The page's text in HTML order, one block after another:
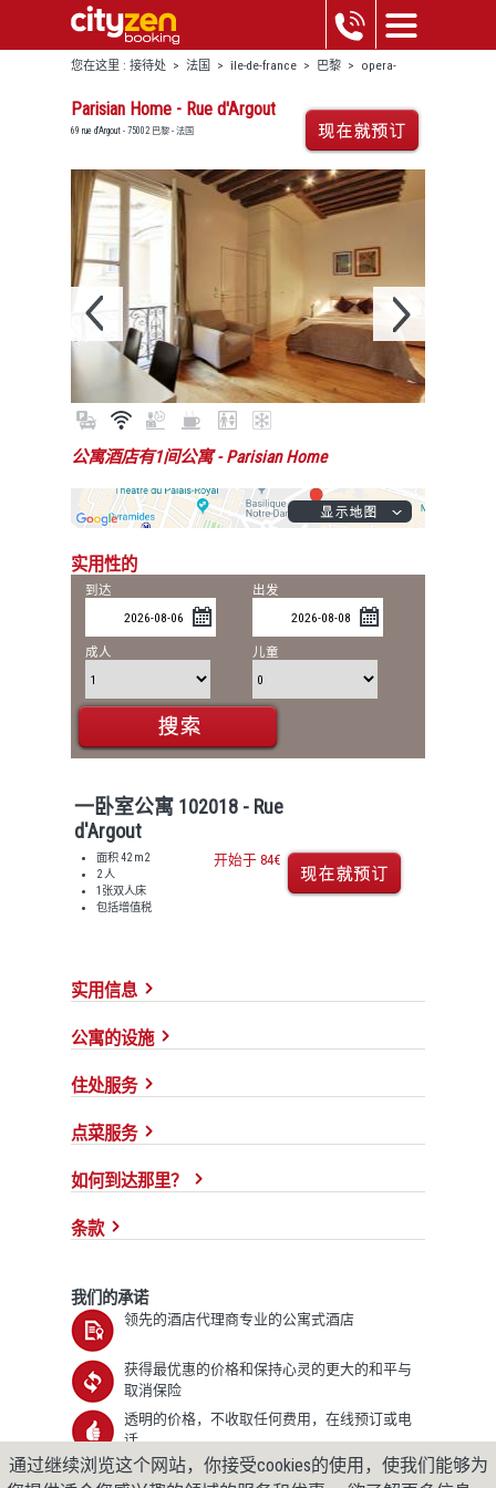
您在这里 : 接待处 > 法国 > île-de-france > 巴黎 > opera-
bourse> parisian home - rue d'argout
Parisian Home - Rue d'Argout
69 rue d'Argout - 75002 巴黎 - 法国
公寓酒店有1间公寓- Parisian Home
实用性的
到达 出发
成人 儿童
一卧室公寓 102018 - Rue
d'Argout
面积 42 m2
2 人
1张双人床
包括增值税
开始于 84€
实用信息
公寓的设施
住处服务
点菜服务
如何到达那里？
条款
我们的承诺
领先的酒店代理商专业的公寓式酒店
获得最优惠的价格和保持心灵的更大的和平与
取消保险
透明的价格，不收取任何费用，在线预订或电
话
我们使用安全可靠的 128 位 SLL 加密技术对您的
通过继续浏览这个网站，你接受cookies的使用，使我们能够为